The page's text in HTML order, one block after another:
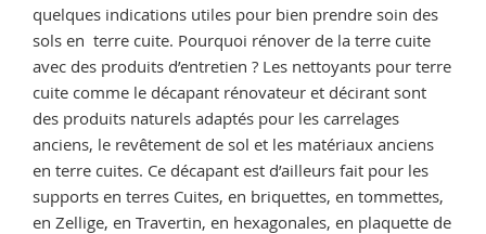
quelques indications utiles pour bien prendre soin des
sols en terre cuite. Pourquoi rénover de la terre cuite
avec des produits d’entretien ? Les nettoyants pour terre
cuite comme le décapant rénovateur et décirant sont
des produits naturels adaptés pour les carrelages
anciens, le revêtement de sol et les matériaux anciens
en terre cuites. Ce décapant est d’ailleurs fait pour les
supports en terres Cuites, en briquettes, en tommettes,
en Zellige, en Travertin, en hexagonales, en plaquette de